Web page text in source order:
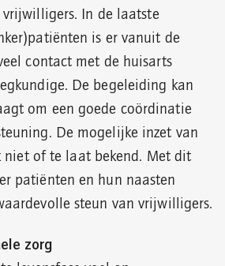
In de laatste
is er vanuit de
contact met de huisarts
De begeleiding kan
om een goede coördinatie
De mogelijke inzet van
niet of te laat bekend. Met dit
patiënten en hun naasten
steun van vrijwilligers.
zorg